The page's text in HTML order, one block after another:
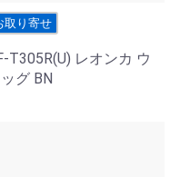
取り寄せ
T305R(U) レオンカ ウ
グ BN